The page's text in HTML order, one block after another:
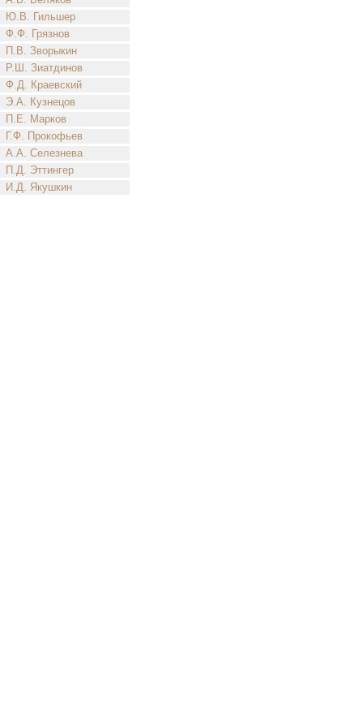
Ю.В. Гильшер
Ф.Ф. Грязнов
П.В. Зворыкин
Р.Ш. Зиатдинов
Ф.Д. Краевский
Э.А. Кузнецов
П.Е. Марков
Г.Ф. Прокофьев
А.А. Селезнева
П.Д. Эттингер
И.Д. Якушкин